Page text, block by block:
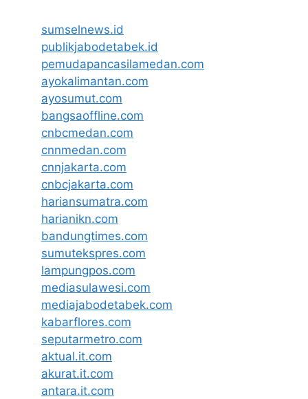
sumselnews.id
publikjabodetabek.id
pemudapancasilamedan.com
ayokalimantan.com
ayosumut.com
bangsaoffline.com
cnbcmedan.com
cnnmedan.com
cnnjakarta.com
cnbcjakarta.com
hariansumatra.com
harianikn.com
bandungtimes.com
sumutekspres.com
lampungpos.com
mediasulawesi.com
mediajabodetabek.com
kabarflores.com
seputarmetro.com
aktual.it.com
akurat.it.com
antara.it.com